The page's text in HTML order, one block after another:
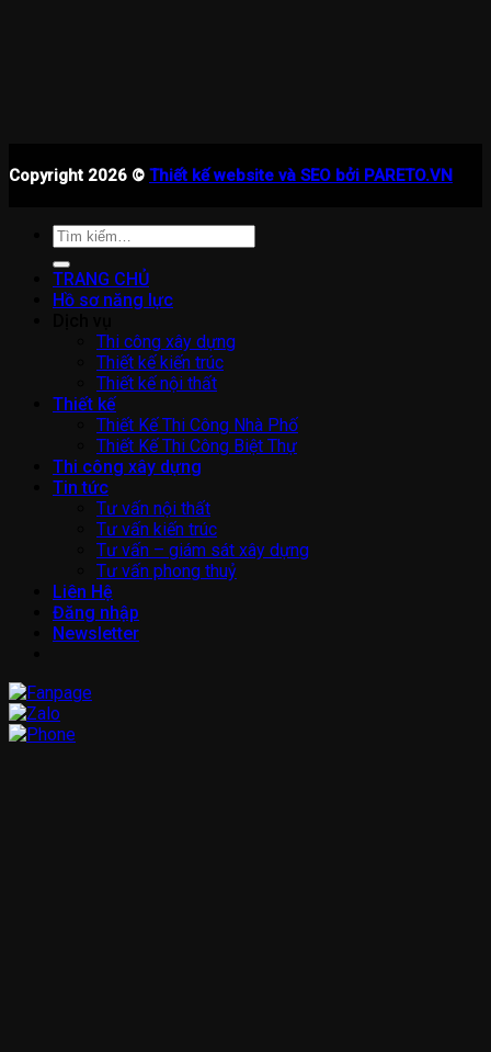
Copyright 2026 © Thiết kế website và SEO bởi PARETO.VN
Tìm
kiếm:
TRANG CHỦ
Hồ sơ năng lực
Thi công xây dựng
Thiết kế kiến trúc
Thiết kế nội thất
Thiết kế
Thiết Kế Thi Công Nhà Phố
Thiết Kế Thi Công Biệt Thự
Thi công xây dựng
Tin tức
Tư vấn nội thất
Tư vấn kiến trúc
Tư vấn – giám sát xây dựng
Tư vấn phong thuỷ
Liên Hệ
Đăng nhập
Newsletter